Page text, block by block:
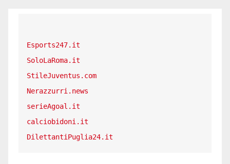
Esports247.it
SoloLaRoma.it
StileJuventus.com
Nerazzurri.news
serieAgoal.it
calciobidoni.it
DilettantiPuglia24.it